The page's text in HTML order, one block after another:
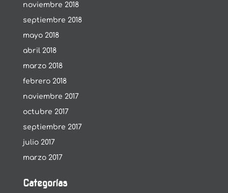
noviembre 2018
septiembre 2018
mayo 2018
abril 2018
marzo 2018
febrero 2018
noviembre 2017
octubre 2017
septiembre 2017
julio 2017
marzo 2017
Categorías